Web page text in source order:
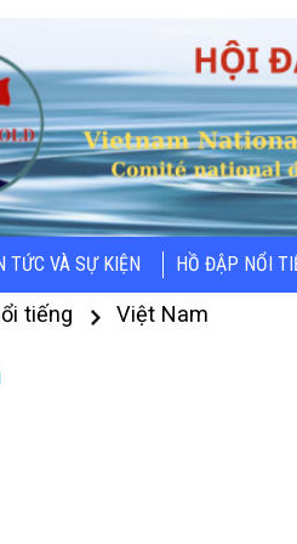
TỨC VÀ SỰ KIỆN HỒ ĐẬP NỔI
tiếng Việt Nam